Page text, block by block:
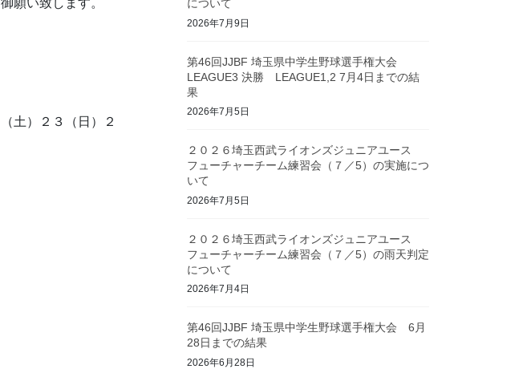
願い致します。
土）２３（日）２
について
2026年7月9日
第46回JJBF 埼玉県中学生野球選手権大会
LEAGUE3 決勝 LEAGUE1,2 7月4日までの結
果
2026年7月5日
２０２６埼玉西武ライオンズジュニアユース
フューチャーチーム練習会（７／5）の実施につ
いて
2026年7月5日
２０２６埼玉西武ライオンズジュニアユース
フューチャーチーム練習会（７／5）の雨天判定
について
2026年7月4日
第46回JJBF 埼玉県中学生野球選手権大会 6月
28日までの結果
2026年6月28日